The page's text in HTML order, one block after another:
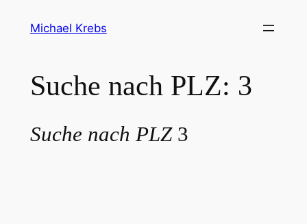
Michael Krebs
Suche nach PLZ: 3
Suche nach PLZ 3